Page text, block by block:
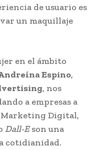
de usuario es
un maquillaje
en el ámbito
Espino,
, nos
a empresas a
Marketing Digital,
Dall-Eson una
cotidianidad.